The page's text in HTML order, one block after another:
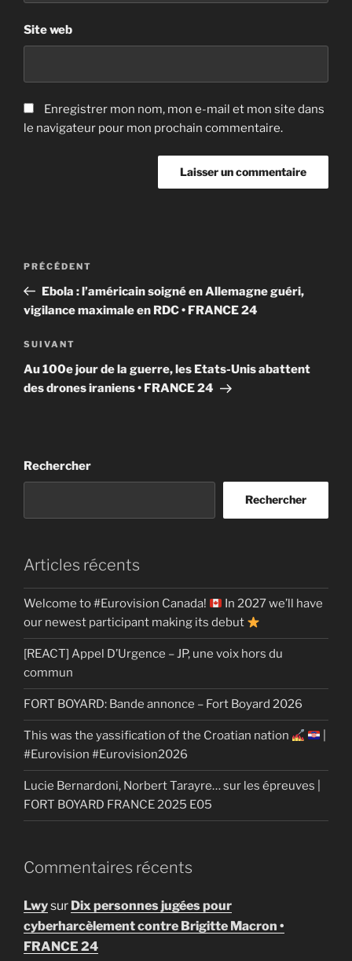
Site web
Enregistrer mon nom, mon e-mail et mon site dans
le navigateur pour mon prochain commentaire.
Navigation
l’article
Article
précédent
PRÉCÉDENT
Ebola : l’américain soigné en Allemagne guéri,
vigilance maximale en RDC • FRANCE 24
Article
suivant
SUIVANT
Au 100e jour de la guerre, les Etats-Unis abattent
des drones iraniens • FRANCE 24
Rechercher
Rechercher
Articles récents
Welcome to #Eurovision Canada!
In 2027 we’ll have
our newest participant making its debut
[REACT] Appel D’Urgence – JP, une voix hors du
commun
FORT BOYARD: Bande annonce – Fort Boyard 2026
This was the yassification of the Croatian nation
#Eurovision #Eurovision2026
Lucie Bernardoni, Norbert Tarayre… sur les épreuves |
FORT BOYARD FRANCE 2025 E05
Commentaires récents
Lwysur Dix personnes jugées pour
cyberharcèlement contre Brigitte Macron •
FRANCE 24